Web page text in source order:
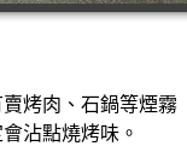
烤肉、石鍋等煙霧
沾點燒烤味。